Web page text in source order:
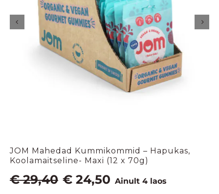
Kontakt
JOM Mahedad Kummikommid – Hapukas,
Koolamaitseline- Maxi (12 x 70g)
€29,40 Algne
€ 24,50 Praegune
Ainult 4 laos